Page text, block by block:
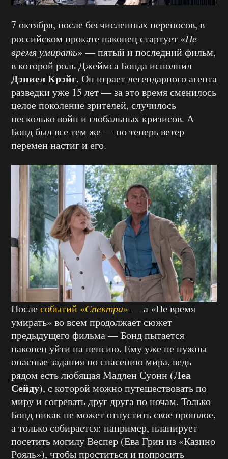
7 октября, после бесчисленных переносов, в
российском прокате наконец стартует «Не
время умирать» — пятый и последний фильм,
в которой роль Джеймса Бонда исполнил
Дэниел Крэйг. Он играет легендарного агента
разведки уже 15 лет — за это время сменилось
целое поколение зрителей, случилось
несколько войн и глобальных кризисов. А
Бонд был все тем же — но теперь ветер
перемен настиг и его.
Послесобытий «Спектра» — а «Не время
умирать» во всем продолжает сюжет
предыдущего фильма — Бонд пытается
наконец уйти на пенсию. Ему уже не нужны
опасные задания по спасению мира, ведь
рядом есть любящая Мадлен Суонн (Леа
Сейду), с которой можно путешествовать по
миру и согревать друг друга по ночам. Только
Бонд никак не может отпустить свое прошлое,
а только собирается: например, планирует
посетить могилу Веспер (Ева Грин из «Казино
Рояль»), чтобы проститься и попросить